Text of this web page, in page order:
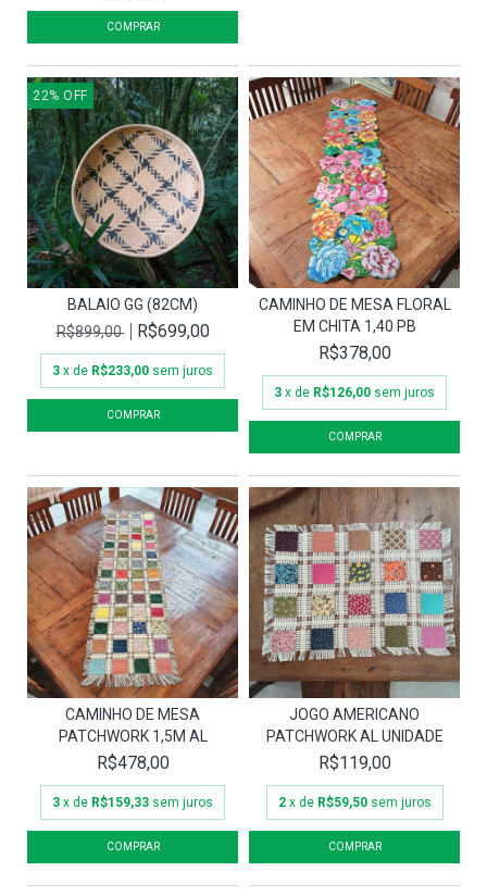
22% OFF
BALAIO GG (82CM)
R$899,00
R$699,00
3 x de R$233,00 sem juros
CAMINHO DE MESA FLORAL
EM CHITA 1,40 PB
R$378,00
3 x de R$126,00 sem juros
CAMINHO DE MESA
PATCHWORK 1,5M AL
R$478,00
3 x de R$159,33 sem juros
JOGO AMERICANO
PATCHWORK AL UNIDADE
R$119,00
2 x de R$59,50 sem juros